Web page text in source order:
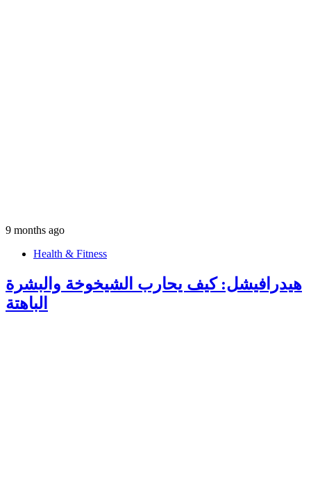
9 months ago
Health & Fitness
هيدرافيشل: كيف يحارب الشيخوخة والبشرة
الباهتة